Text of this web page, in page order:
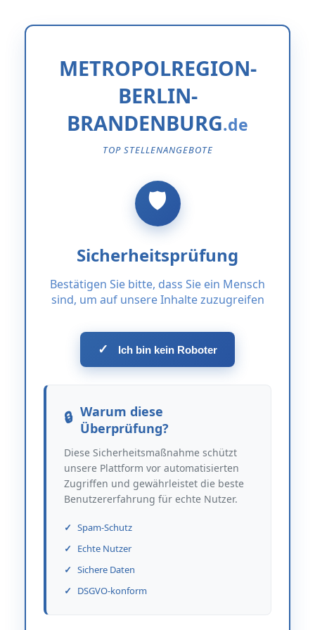
METROPOLREGION-
BERLIN-
BRANDENBURG
TOP STELLENANGEBOTE
Sicherheitsprüfung
Bestätigen Sie bitte, dass Sie ein Mensch
sind, um auf unsere Inhalte zuzugreifen
✓ Ich bin kein Roboter
Warum diese
Überprüfung?
Diese Sicherheitsmaßnahme schützt
unsere Plattform vor automatisierten
Zugriffen und gewährleistet die beste
Benutzererfahrung für echte Nutzer.
Spam-Schutz
Echte Nutzer
Sichere Daten
DSGVO-konform